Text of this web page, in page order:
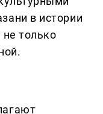
в истории
только